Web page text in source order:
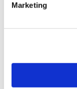
Marketing